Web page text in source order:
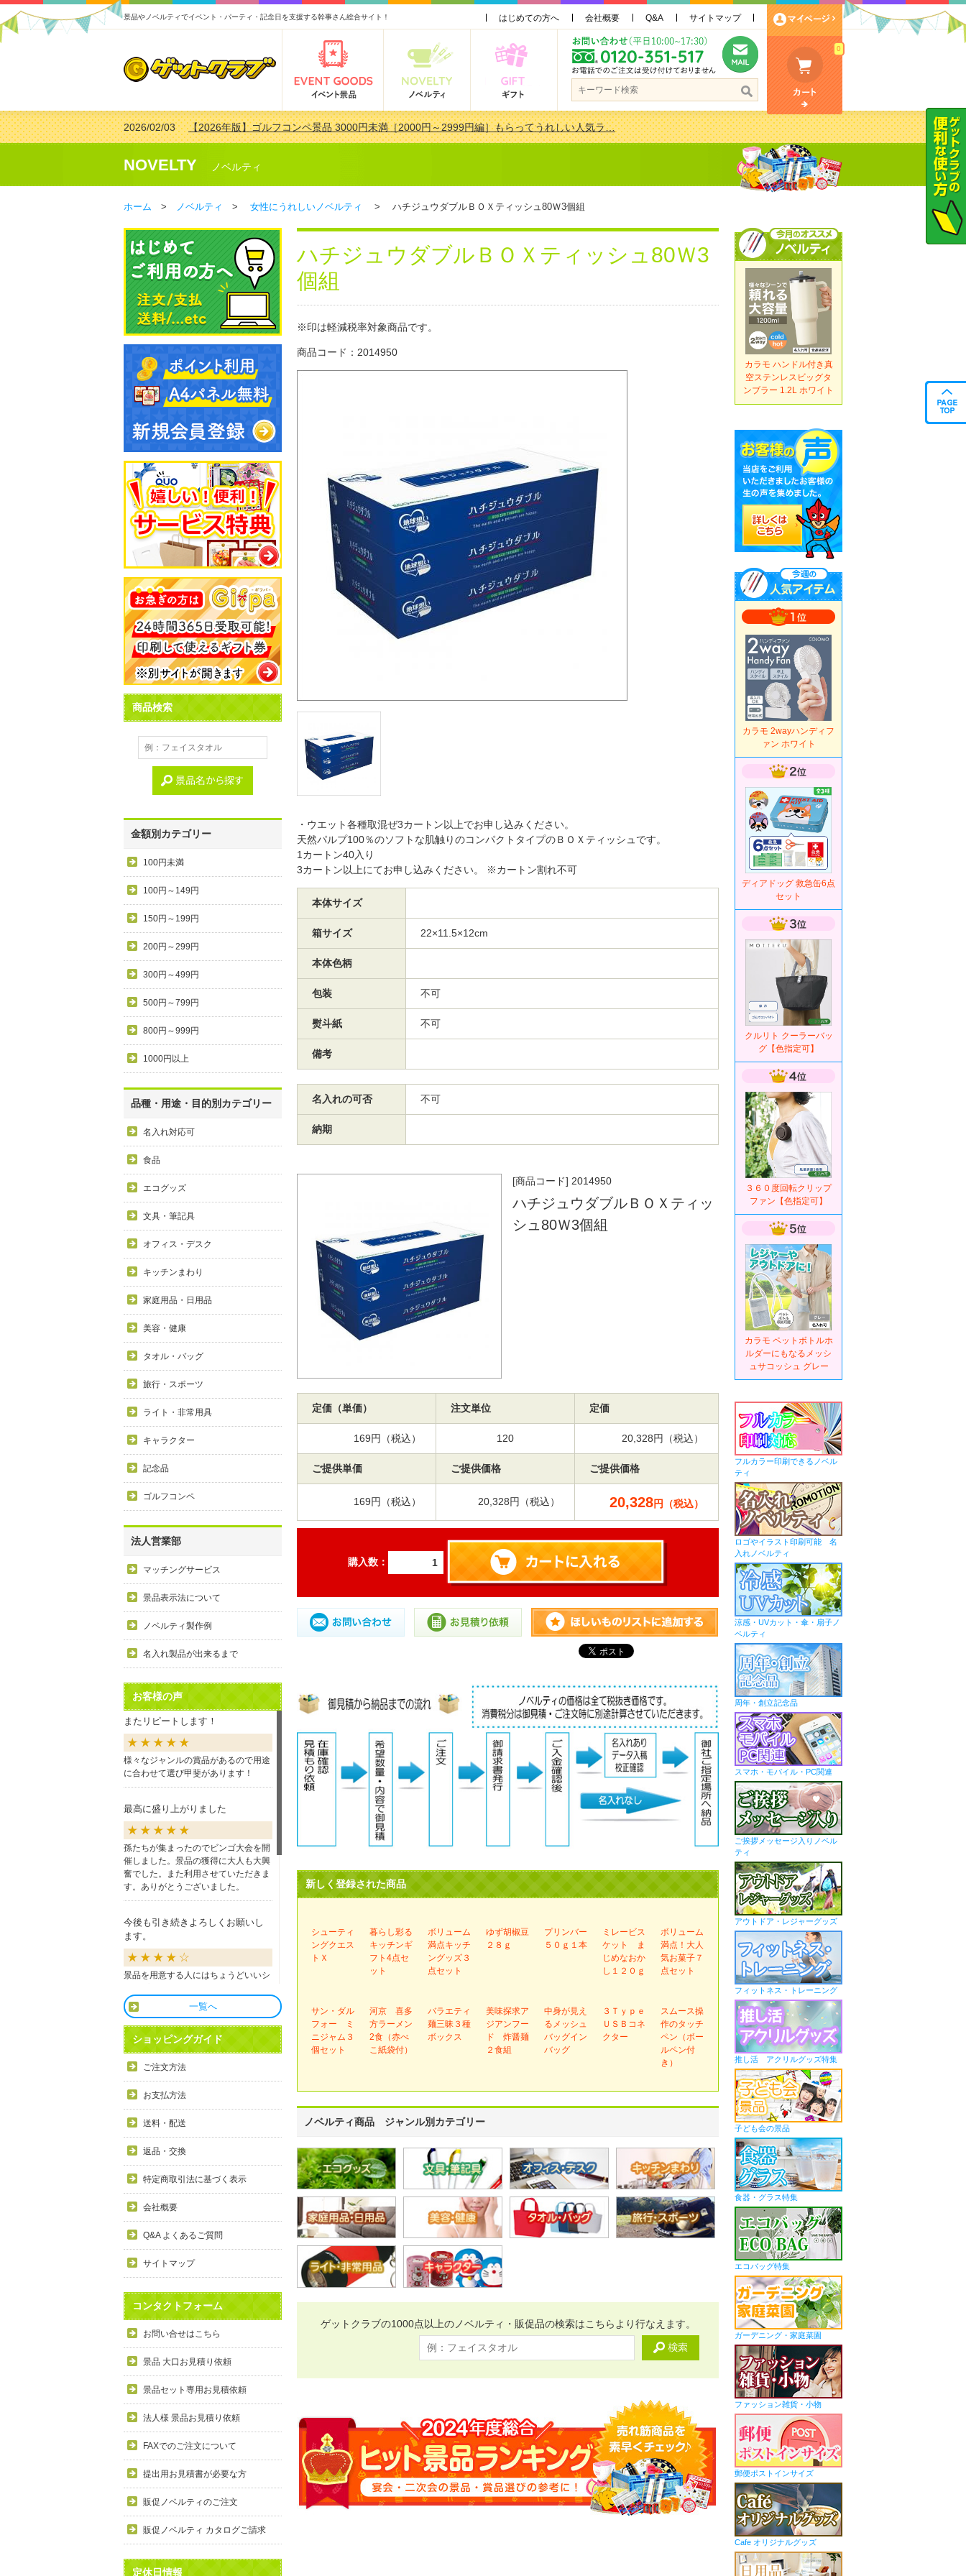
景品やノベルティでイベント・パーティ・記念日を支援する幹事さん総合サイト！ はじめての方へ 会社概要 Q&A サイトマップ
0
2026/02/03【2026年版】ゴルフコンペ景品 3000円未満［2000円～2999円編］もらってうれしい人気ラ…
2026/07/15【2026年版】ビンゴゲーム景品おすすめ金額別人気ランキング 更新しました！
2026/04/03【2026年版】ゴルフコンペ景品 3000円未満［2000円～2999円編］もらってうれしい人気ラ…
2026/02/16 【2026年版】結婚式の二次会で貰って嬉しい景品とは？ 更新しました！
NOVELTY ノベルティ
ホーム > ノベルティ > 女性にうれしいノベルティ > ハチジュウダブルＢＯＸティッシュ80Ｗ3個組
商品検索
金額別カテゴリー
100円未満
100円～149円
150円～199円
200円～299円
300円～499円
500円～799円
800円～999円
1000円以上
品種・用途・目的別カテゴリー
名入れ対応可
食品
エコグッズ
文具・筆記具
オフィス・デスク
キッチンまわり
家庭用品・日用品
美容・健康
タオル・バッグ
旅行・スポーツ
ライト・非常用具
キャラクター
記念品
ゴルフコンペ
法人営業部
マッチングサービス
景品表示法について
ノベルティ製作例
名入れ製品が出来るまで
お客様の声
またリピートします！
様々なジャンルの賞品があるので用途
に合わせて選び甲斐があります！
最高に盛り上がりました
孫たちが集まったのでビンゴ大会を開
催しました。景品の獲得に大人も大興
奮でした。また利用させていただきま
す。ありがとうございました。
今後も引き続きよろしくお願いし
ます。
景品を用意する人にはちょうどいいシ
良かったです
商品も直ぐに届き、一つづづ丁寧に梱
まりのビンゴで利用しましたが、みん
な喜んでもらえました。
利用しやすい
目録景品をよく利用しています。豪華
す。手配が早いので便利です。
一覧へ
ショッピングガイド
ご注文方法
お支払方法
送料・配送
返品・交換
特定商取引法に基づく表示
会社概要
Q&A よくあるご質問
サイトマップ
コンタクトフォーム
お問い合せはこちら
景品 大口お見積り依頼
景品セット専用お見積依頼
法人様 景品お見積り依頼
FAXでのご注文について
提出用お見積書が必要な方
販促ノベルティのご注文
販促ノベルティ カタログご請求
定休日情報
ハチジュウダブルＢＯＸティッシュ80Ｗ3
個組
※印は軽減税率対象商品です。
商品コード：2014950
・ウエット各種取混ぜ3カートン以上でお申し込みください。
天然パルプ100％のソフトな肌触りのコンパクトタイプのＢＯＸティッシュです。
1カートン40入り
3カートン以上にてお申し込みください。 ※カートン割れ不可
本体サイズ
箱サイズ 22×11.5×12cm
本体色柄
包装 不可
熨斗紙 不可
備考
名入れの可否 不可
納期
[商品コード] 2014950
ハチジュウダブルＢＯＸティッ
シュ80Ｗ3個組
定価（単価） 注文単位 定価
169円（税込） 120 20,328円（税込）
ご提供単価 ご提供価格 ご提供価格
169円（税込） 20,328円（税込） 20,328円（税込）
購入数：
新しく登録された商品
シューティ
ングクエス
トＸ
暮らし彩る
キッチンギ
フト4点セ
ット
ボリューム
満点キッチ
ングッズ３
点セット
ゆず胡椒豆
２８ｇ
プリンバー
５０ｇ１本
ミレービス
ケット ま
じめなおか
し１２０ｇ
ボリューム
満点！大人
気お菓子７
点セット
サン・ダル
フォー ミ
ニジャム３
個セット
河京 喜多
方ラーメン
2食（赤べ
こ紙袋付）
バラエティ
麺三昧３種
ボックス
美味探求ア
ジアンフー
ド 炸醤麺
２食組
中身が見え
るメッシュ
バッグイン
バッグ
３Ｔｙｐｅ
ＵＳＢコネ
クター
スムース操
作のタッチ
ペン（ボー
ルペン付
き）
ノベルティ商品 ジャンル別カテゴリー
ゲットクラブの1000点以上のノベルティ・販促品の検索はこちらより行なえます。
カラモ ハンドル付き真
空ステンレスビッグタ
ンブラー 1.2L ホワイト
カラモ 2wayハンディフ
ァン ホワイト
ディアドッグ 救急缶6点
セット
クルリト クーラーバッ
グ【色指定可】
３６０度回転クリップ
ファン【色指定可】
カラモ ペットボトルホ
ルダーにもなるメッシ
ュサコッシュ グレー
フルカラー印刷できるノベル
ティ
ロゴやイラスト印刷可能 名
入れノベルティ
涼感・UVカット・傘・扇子ノ
ベルティ
周年・創立記念品
スマホ・モバイル・PC関連
ご挨拶メッセージ入りノベル
ティ
アウトドア・レジャーグッズ
フィットネス・トレーニング
推し活 アクリルグッズ特集
子ども会の景品
食器・グラス特集
エコバッグ特集
ガーデニング・家庭菜園
ファッション雑貨・小物
郵便ポストインサイズ
Cafe オリジナルグッズ